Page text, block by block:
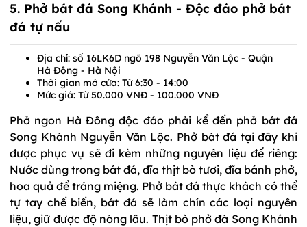
5. Phở bát đá Song Khánh - Độc đáo phở bát
đá tự nấu
Địa chỉ: số 16LK6D ngõ 198 Nguyễn Văn Lộc - Quận
Hà Đông - Hà Nội
Thời gian mở cửa: Từ 6:30 - 14:00
Mức giá: Từ 50.000 VNĐ - 100.000 VNĐ
Phở ngon Hà Đông độc đáo phải kể đến phở bát đá
Song Khánh Nguyễn Văn Lộc. Phở bát đá tại đây khi
được phục vụ sẽ đi kèm những nguyên liệu để riêng:
Nước dùng trong bát đá, đĩa thịt bò tươi, đĩa bánh phở,
hoa quả để tráng miệng. Phở bát đá thực khách có thể
tự tay chế biến, bát đá sẽ làm chín các loại nguyên
liệu, giữ được độ nóng lâu. Thịt bò phở đá Song Khánh